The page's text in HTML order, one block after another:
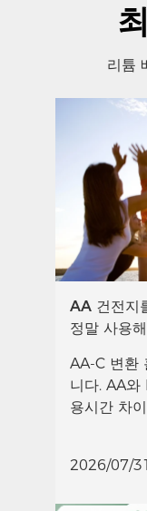
리튬
AA 건전지
정말 사용
AA-C 변환
니다. AA와
용시간 차
2026/07/31